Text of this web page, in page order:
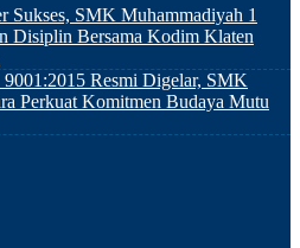
Sukses, SMK Muhammadiyah 1
Disiplin Bersama Kodim Klaten
Resmi Digelar, SMK
Perkuat Komitmen Budaya Mutu